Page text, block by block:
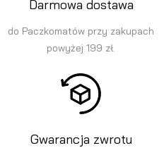
Darmowa dostawa
do Paczkomatów przy zakupach
powyżej 199 zł.
Gwarancja zwrotu